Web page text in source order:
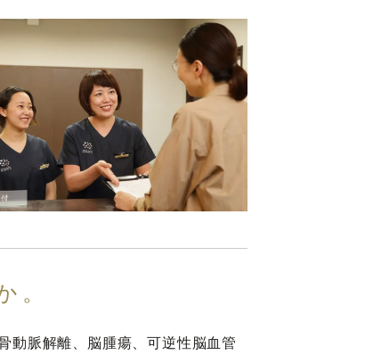
。
動脈解離、脳腫瘍、可逆性脳血管